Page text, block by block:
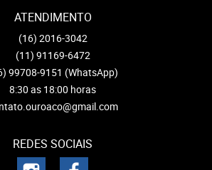
ATENDIMENTO
(16) 2016-3042
(11) 91169-6472
99708-9151 (WhatsApp)
8:30 as 18:00 horas
REDES SOCIAIS